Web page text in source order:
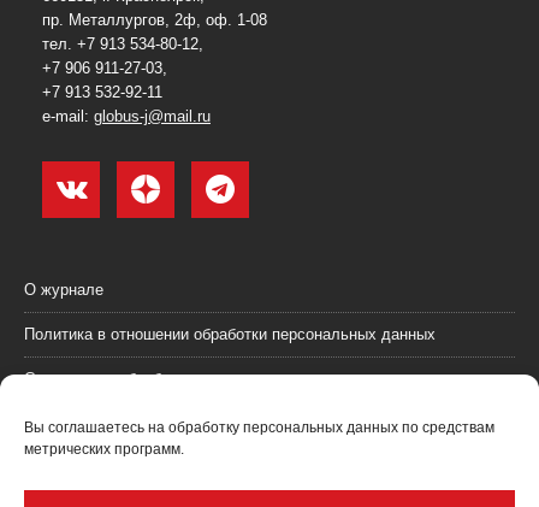
Вы соглашаетесь на обработку персональных данных по средствам
метрических программ.
пр. Металлургов, 2ф, оф. 1-08
тел. +7 913 534-80-12,
+7 906 911-27-03,
+7 913 532-92-11
e-mail: globus-j@mail.ru
О журнале
Политика в отношении обработки персональных данных
Согласие на обработку персональных данных
Пользовательское соглашение (оферта)